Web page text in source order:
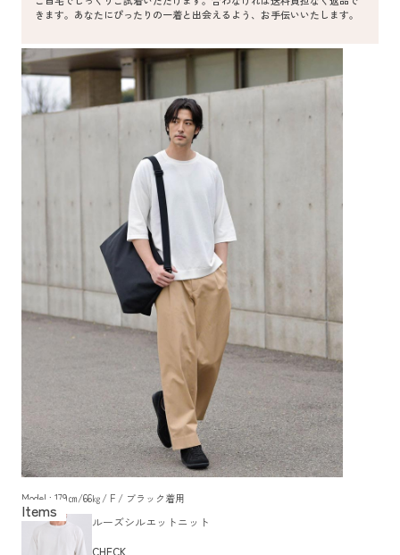
きます。あなたにぴったりの一着と出会えるよう、お手伝いいたします。
Model : 179㎝/66㎏/ F / ブラック着用
ルーズシルエットニット
CHECK